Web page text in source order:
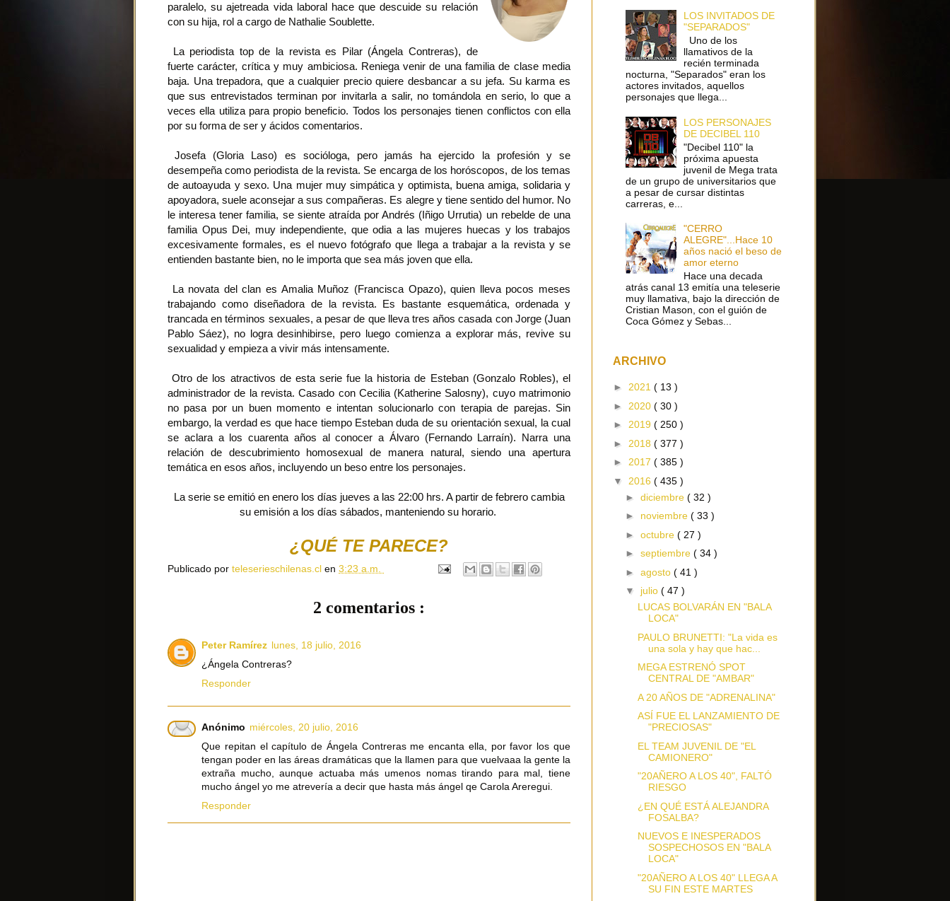
paralelo, su ajetreada vida laboral hace que descuide su relación
con su hija, rol a cargo de Nathalie Soublette.
La periodista top de la revista es Pilar (Ángela Contreras), de
fuerte carácter, crítica y muy ambiciosa. Reniega venir de una familia de clase media
baja. Una trepadora, que a cualquier precio quiere desbancar a su jefa. Su karma es
que sus entrevistados terminan por invitarla a salir, no tomándola en serio, lo que a
veces ella utiliza para propio beneficio. Todos los personajes tienen conflictos con ella
por su forma de ser y ácidos comentarios.
Josefa (Gloria Laso) es socióloga, pero jamás ha ejercido la profesión y se
desempeña como periodista de la revista. Se encarga de los horóscopos, de los temas
de autoayuda y sexo. Una mujer muy simpática y optimista, buena amiga, solidaria y
apoyadora, suele aconsejar a sus compañeras. Es alegre y tiene sentido del humor. No
le interesa tener familia, se siente atraída por Andrés (Iñigo Urrutia) un rebelde de una
familia Opus Dei, muy independiente, que odia a las mujeres huecas y los trabajos
excesivamente formales, es el nuevo fotógrafo que llega a trabajar a la revista y se
entienden bastante bien, no le importa que sea más joven que ella.
La novata del clan es Amalia Muñoz (Francisca Opazo), quien lleva pocos meses
trabajando como diseñadora de la revista. Es bastante esquemática, ordenada y
trancada en términos sexuales, a pesar de que lleva tres años casada con Jorge (Juan
Pablo Sáez), no logra desinhibirse, pero luego comienza a explorar más, revive su
sexualidad y empieza a vivir más intensamente.
Otro de los atractivos de esta serie fue la historia de Esteban (Gonzalo Robles), el
administrador de la revista. Casado con Cecilia (Katherine Salosny), cuyo matrimonio
no pasa por un buen momento e intentan solucionarlo con terapia de parejas. Sin
embargo, la verdad es que hace tiempo Esteban duda de su orientación sexual, la cual
se aclara a los cuarenta años al conocer a Álvaro (Fernando Larraín). Narra una
relación de descubrimiento homosexual de manera natural, siendo una apertura
temática en esos años, incluyendo un beso entre los personajes.
La serie se emitió en enero los días jueves a las 22:00 hrs. A partir de febrero cambia
su emisión a los días sábados, manteniendo su horario.
¿QUÉ TE PARECE?
Publicado por teleserieschilenas.cl en 3:23 a.m.
2 comentarios :
Peter Ramírez lunes, 18 julio, 2016
¿Ángela Contreras?
Responder
Anónimo miércoles, 20 julio, 2016
Que repitan el capítulo de Ángela Contreras me encanta ella, por favor los que
tengan poder en las áreas dramáticas que la llamen para que vuelvaaa la gente la
extraña mucho, aunque actuaba más umenos nomas tirando para mal, tiene
mucho ángel yo me atrevería a decir que hasta más ángel qe Carola Areregui.
Responder
LOS INVITADOS DE
"SEPARADOS"
Uno de los
llamativos de la
recién terminada
nocturna, "Separados" eran los
actores invitados, aquellos
personajes que llega...
LOS PERSONAJES
DE DECIBEL 110
"Decibel 110" la
próxima apuesta
juvenil de Mega trata
de un grupo de universitarios que
a pesar de cursar distintas
carreras, e...
"CERRO
ALEGRE"...Hace 10
años nació el beso de
amor eterno
Hace una decada
atrás canal 13 emitía una teleserie
muy llamativa, bajo la dirección de
Cristian Mason, con el guión de
Coca Gómez y Sebas...
ARCHIVO
► 2021 ( 13 )
► 2020 ( 30 )
► 2019 ( 250 )
► 2018 ( 377 )
► 2017 ( 385 )
▼ 2016 ( 435 )
► diciembre ( 32 )
► noviembre ( 33 )
► octubre ( 27 )
► septiembre ( 34 )
► agosto ( 41 )
▼ julio ( 47 )
LUCAS BOLVARÁN EN "BALA
LOCA"
PAULO BRUNETTI: "La vida es
una sola y hay que hac...
MEGA ESTRENÓ SPOT
CENTRAL DE "AMBAR"
A 20 AÑOS DE "ADRENALINA"
ASÍ FUE EL LANZAMIENTO DE
"PRECIOSAS"
EL TEAM JUVENIL DE "EL
CAMIONERO"
"20AÑERO A LOS 40", FALTÓ
RIESGO
¿EN QUÉ ESTÁ ALEJANDRA
FOSALBA?
NUEVOS E INESPERADOS
SOSPECHOSOS EN "BALA
LOCA"
"20AÑERO A LOS 40" LLEGA A
SU FIN ESTE MARTES